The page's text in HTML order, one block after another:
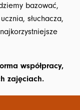
bazować,
słuchacza,
współpracy,
zajęciach.